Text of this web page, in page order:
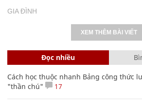
GIA ĐÌNH
XEM THÊM BÀI VIẾT
Đọc nhiều
Cách học thuộc nhanh Bảng công thức
"thần chú"
17